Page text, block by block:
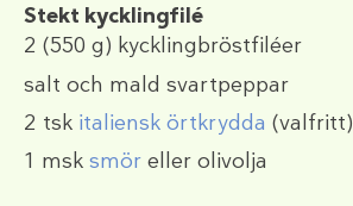
Stekt kycklingfilé
2 (550 g) kycklingbröstfiléer
salt och mald svartpeppar
2 tsk italiensk örtkrydda (valfritt)
1 msk smör eller olivolja